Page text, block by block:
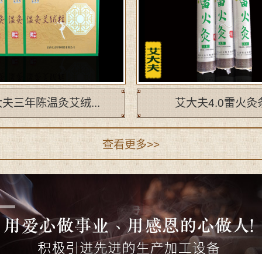
三年陈温灸艾绒... 艾大夫4.0雷火灸
查看更多>>